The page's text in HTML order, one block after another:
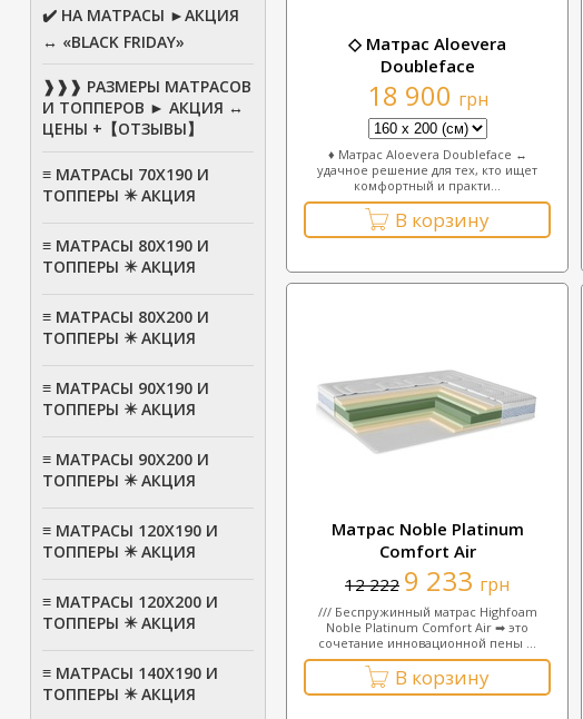
✔️ НА МАТРАСЫ ►АКЦИЯ
↔ «BLACK FRIDAY»
❱❱❱ РАЗМЕРЫ МАТРАСОВ
И ТОППЕРОВ ► АКЦИЯ ↔
ЦЕНЫ +【ОТЗЫВЫ】
≡ МАТРАСЫ 70Х190 И
ТОППЕРЫ ✴️ АКЦИЯ
≡ МАТРАСЫ 80X190 И
ТОППЕРЫ ✴️ АКЦИЯ
≡ МАТРАСЫ 80Х200 И
ТОППЕРЫ ✴️ АКЦИЯ
≡ МАТРАСЫ 90Х190 И
ТОППЕРЫ ✴️ АКЦИЯ
≡ МАТРАСЫ 90Х200 И
ТОППЕРЫ ✴️ АКЦИЯ
≡ МАТРАСЫ 120Х190 И
ТОППЕРЫ ✴️ АКЦИЯ
≡ МАТРАСЫ 120Х200 И
ТОППЕРЫ ✴️ АКЦИЯ
≡ МАТРАСЫ 140Х190 И
ТОППЕРЫ ✴️ АКЦИЯ
◇ Матрас Aloevera
Doubleface
18 900 грн
♦ Матрас Aloevera Doubleface ↔
удачное решение для тех, кто ищет
комфортный и практи...
В корзину
Матрас Noble Platinum
Comfort Air
12 222 9 233 грн
/// Беспружинный матрас Highfoam
Noble Platinum Comfort Air ➡ это
сочетание инновационной пены ...
В корзину